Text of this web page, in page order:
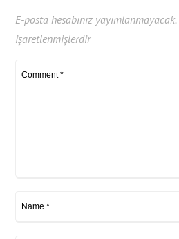
E-posta hesabınız yayımlanmayacak.
işaretlenmişlerdir